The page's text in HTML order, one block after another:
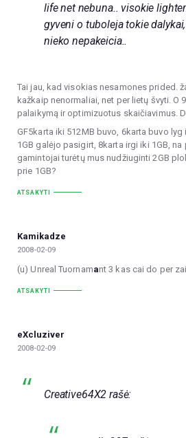
life net nebuna.. visokie
gyveni o tuboleja tokie
nieko nepakeicia..
Tai jau, kad visokias nesamones prided.
kažkaip nenormaliai, net per lietų švyti. O
palaikymą ir optimizuotus skaičiavimus.
GF5karta iki 512MB buvo, 6karta buvo
1GB galėjo pasigirt, 8karta irgi iki 1GB,
gamintojai turėtų mus nudžiuginti 2GB
prie 1GB?
ATSAKYTI
Kamikadze
2008-02-09
(u) Unreal Tuornamant 3 kas cai do per
ATSAKYTI
eXcluziver
2008-02-09
Creative64X2 rašė: